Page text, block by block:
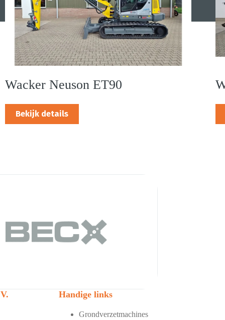
Wacker Neuson ET90
Bekijk details
Handige links
Grondverzetmachines